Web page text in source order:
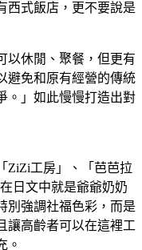
西式飯店，更不要說是
以休閒、聚餐，但更有
避免和原有經營的傳統
。」如此慢慢打造出對
ZiZi工房」、「芭芭拉
日文中就是爺爺奶奶
別強調社福色彩，而是
讓高齡者可以在這裡工
。